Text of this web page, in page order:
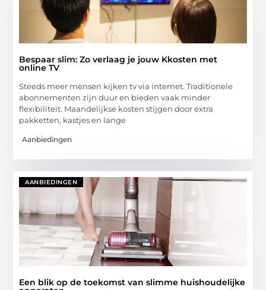
Bespaar slim: Zo verlaag je jouw Kkosten met
online TV
Steeds meer mensen kijken tv via internet. Traditionele
abonnementen zijn duur en bieden vaak minder
flexibiliteit. Maandelijkse kosten stijgen door extra
pakketten, kastjes en lange
Aanbiedingen
AANBIEDINGEN
Een blik op de toekomst van slimme huishoudelijke